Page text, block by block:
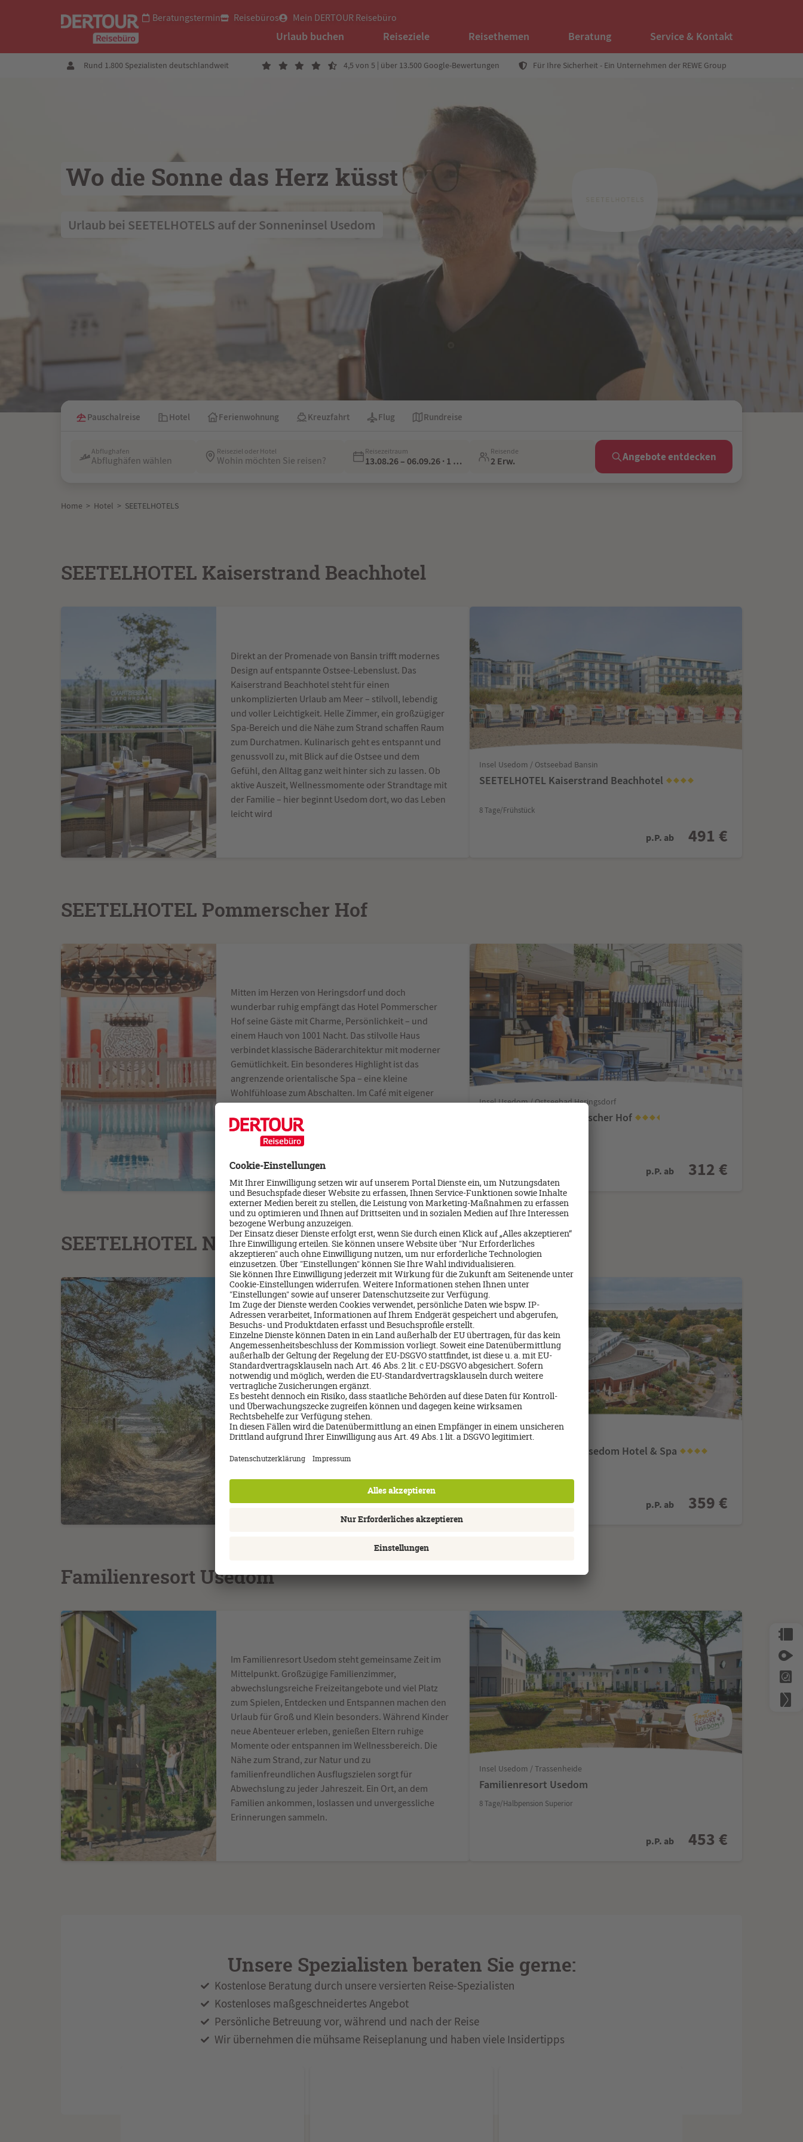
Beratungstermin Reisebüros Mein DERTOUR Reisebüro
Urlaub buchen Reiseziele Reisethemen Beratung Service & Kontakt
Rund 1.800 Spezialisten deutschlandweit 4,5 von 5 | über 13.500 Google-Bewertungen Für Ihre Sicherheit - Ein Unternehmen der REWE Group
Wo die Sonne das Herz küsst
Urlaub bei SEETELHOTELS auf der Sonneninsel Usedom
Pauschalreise Hotel Ferienwohnung Kreuzfahrt Flug Rundreise
Abflughafen
Abflughäfen wählen
Reiseziel oder Hotel
Wohin möchten Sie reisen?
Reisezeitraum
13.08.26 – 06.09.26 · 1 Woche
Reisende
2 Erw. Angebote entdecken
Home > Hotel > SEETELHOTELS
SEETELHOTEL Kaiserstrand Beachhotel
Direkt an der Promenade von Bansin trifft modernes
Design auf entspannte Ostsee-Lebenslust. Das
Kaiserstrand Beachhotel steht für einen
unkomplizierten Urlaub am Meer – stilvoll, lebendig
und voller Leichtigkeit. Helle Zimmer, ein großzügiger
Spa-Bereich und die Nähe zum Strand schaffen Raum
zum Durchatmen. Kulinarisch geht es entspannt und
genussvoll zu, mit Blick auf die Ostsee und dem
Gefühl, den Alltag ganz weit hinter sich zu lassen. Ob
aktive Auszeit, Wellnessmomente oder Strandtage mit
der Familie – hier beginnt Usedom dort, wo das Leben
leicht wird
Insel Usedom / Ostseebad Bansin
SEETELHOTEL Kaiserstrand Beachhotel
8 Tage/Frühstück
p.P. ab 491 €
SEETELHOTEL Pommerscher Hof
Mitten im Herzen von Heringsdorf und doch
wunderbar ruhig empfängt das Hotel Pommerscher
Hof seine Gäste mit Charme, Persönlichkeit – und
einem Hauch von 1001 Nacht. Das stilvolle Haus
verbindet klassische Bäderarchitektur mit moderner
Gemütlichkeit. Ein besonderes Highlight ist das
angrenzende orientalische Spa – eine kleine
Wohlfühloase zum Abschalten. Im Café mit eigener
ausklingen. Ideal für alle, die Usedom gern zu Fuß
entdecken und dabei ein Zuhause auf Zeit suchen.
Insel Usedom / Ostseebad Heringsdorf
SEETELHOTEL Pommerscher Hof
p.P. ab 312 €
SEETELHOTEL Nautic Usedom Hotel & Spa
Zwischen Ostsee, Küstenwald und Naturstrand liegt
das Nautic Usedom Hotel & Spa – perfekt für alle, die
Ruhe, Bewegung und Erholung verbinden möchten.
Das Hotel in Koserow überzeugt mit nautischem
Interieur, herzlicher Atmosphäre und einem
großzügigen Spa-Bereich. Ob nach langen
Spaziergängen am Meer, Radtouren oder entspannten
Wellnesseinheiten: Hier findet jeder seinen Rhythmus.
Die Nähe zur Natur macht das Nautic zu einem idealen
Rückzugsort für bewusste Auszeiten und entspannte
Insel Usedom / Koserow
SEETELHOTEL Nautic Usedom Hotel & Spa
8 Tage/Frühstück
p.P. ab 359 €
Familienresort Usedom
Im Familienresort Usedom steht gemeinsame Zeit im
Mittelpunkt. Großzügige Familienzimmer,
abwechslungsreiche Freizeitangebote und viel Platz
zum Spielen, Entdecken und Entspannen machen den
Urlaub für Groß und Klein besonders. Während Kinder
neue Abenteuer erleben, genießen Eltern ruhige
Momente oder entspannen im Wellnessbereich. Die
Nähe zum Strand, zur Natur und zu
familienfreundlichen Ausflugszielen sorgt für
Abwechslung zu jeder Jahreszeit. Ein Ort, an dem
Familien ankommen, loslassen und unvergessliche
Erinnerungen sammeln.
Insel Usedom / Trassenheide
Familienresort Usedom
8 Tage/Halbpension Superior
p.P. ab 453 €
Unsere Spezialisten beraten Sie gerne:
Kostenlose Beratung durch unsere versierten Reise-Spezialisten
Kostenloses maßgeschneidertes Angebot
Persönliche Betreuung vor, während und nach der Reise
Wir übernehmen die mühsame Reiseplanung und haben viele Insidertipps